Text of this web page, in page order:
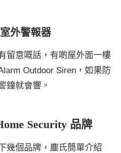
外警報器
留意嘅話，有啲屋外面一樓
Outdoor Siren，如果防
鐘就會響。
Security 品牌
幾個品牌，塵氏簡單介紹